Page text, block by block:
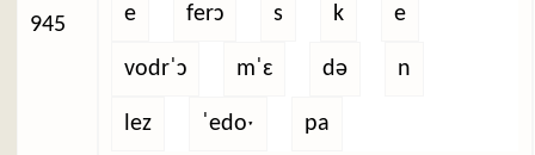
945 e ferɔ s k e
vodrˈɔ mˈɛ də n
lez ˈedoˑ pa